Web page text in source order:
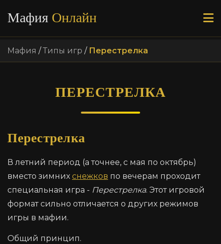
Мафия Онлайн
Мафия /Типы игр / Перестрелка
ПЕРЕСТРЕЛКА
Перестрелка
В летний период (а точнее, с мая по октябрь)
вместо зимних снежков по вечерам проходит
специальная игра - Перестрелка. Этот игровой
формат сильно отличается о других режимов
игры в мафии.
Общий принцип.